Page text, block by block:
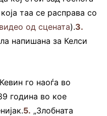
таа се расправа со
видео од сцената).3.
напишана за Келси
го наоѓа во
година во кое
5. „Злобната